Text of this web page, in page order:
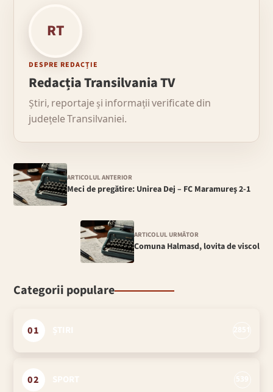
RT
DESPRE REDACȚIE
Redacția Transilvania TV
Știri, reportaje și informații verificate din
județele Transilvaniei.
ARTICOLUL ANTERIOR
Meci de pregătire: Unirea Dej – FC Maramureş 2-1
ARTICOLUL URMĂTOR
Comuna Halmasd, lovita de viscol
Categorii populare
01
02